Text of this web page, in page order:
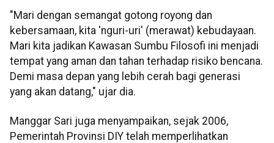
"Mari dengan semangat gotong royong dan
kebersamaan, kita 'nguri-uri' (merawat) kebudayaan.
Mari kita jadikan Kawasan Sumbu Filosofi ini menjadi
tempat yang aman dan tahan terhadap risiko bencana.
Demi masa depan yang lebih cerah bagi generasi
yang akan datang," ujar dia.
Manggar Sari juga menyampaikan, sejak 2006,
Pemerintah Provinsi DIY telah memperlihatkan